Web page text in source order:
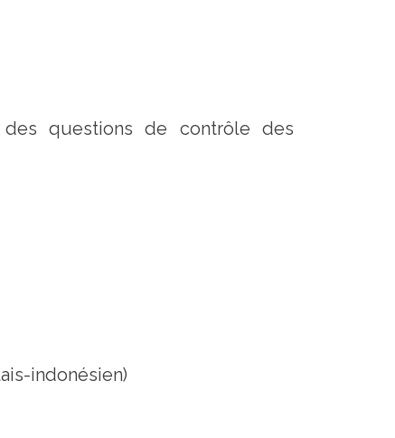
des questions de contrôle des
indonésien)